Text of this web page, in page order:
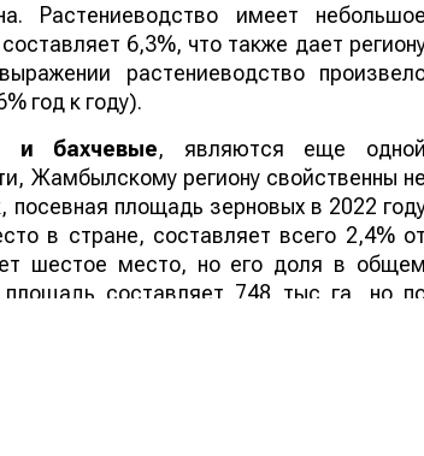
Растениеводство имеет
6,3%, что также дает
растениеводство
год к году).
и бахчевые, являются еще
Жамбылскому региону свойственны
площадь зерновых в 2022
в стране, составляет всего 2,4%
шестое место, но его доля в
составляет 748 тыс га, но